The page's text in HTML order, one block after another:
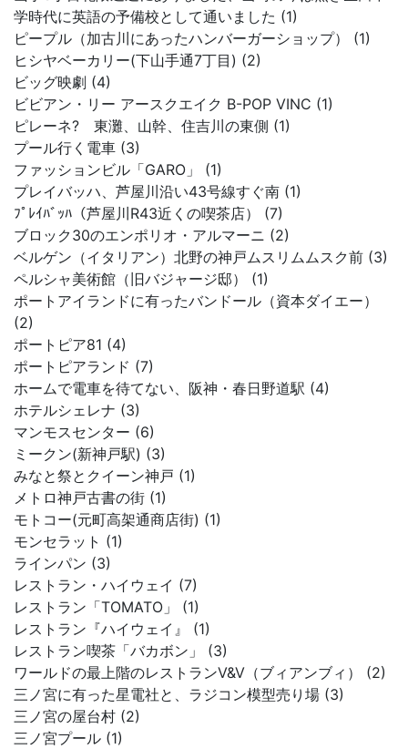
学時代に英語の予備校として通いました (1)
ピープル（加古川にあったハンバーガーショップ） (1)
ヒシヤベーカリー(下山手通7丁目) (2)
ビッグ映劇 (4)
ビビアン・リー アースクエイク B-POP VINC (1)
ピレーネ? 東灘、山幹、住吉川の東側 (1)
プール行く電車 (3)
ファッションビル「GARO」 (1)
プレイバッハ、芦屋川沿い43号線すぐ南 (1)
ﾌﾟﾚｲﾊﾞｯﾊ（芦屋川R43近くの喫茶店） (7)
ブロック30のエンポリオ・アルマーニ (2)
ベルゲン（イタリアン）北野の神戸ムスリムムスク前 (3)
ペルシャ美術館（旧バジャージ邸） (1)
ポートアイランドに有ったバンドール（資本ダイエー）
(2)
ポートピア81 (4)
ポートピアランド (7)
ホームで電車を待てない、阪神・春日野道駅 (4)
ホテルシェレナ (3)
マンモスセンター (6)
ミークン(新神戸駅) (3)
みなと祭とクイーン神戸 (1)
メトロ神戸古書の街 (1)
モトコー(元町高架通商店街) (1)
モンセラット (1)
ラインパン (3)
レストラン・ハイウェイ (7)
レストラン「TOMATO」 (1)
レストラン『ハイウェイ』 (1)
レストラン喫茶「バカボン」 (3)
ワールドの最上階のレストランV&V（ブィアンブィ） (2)
三ノ宮に有った星電社と、ラジコン模型売り場 (3)
三ノ宮の屋台村 (2)
三ノ宮プール (1)